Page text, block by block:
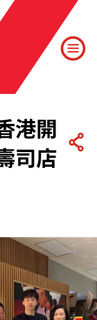
港開
司店